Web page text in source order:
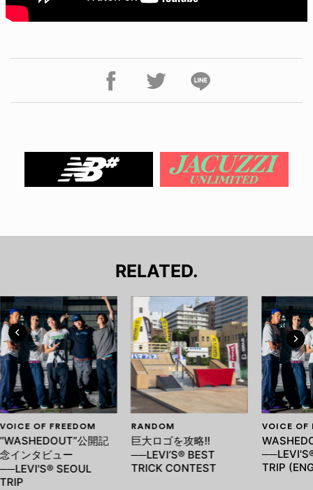
RELATED.
VOICE OF FREEDOM
“WASHEDOUT”公開記
念インタビュー
──LEVI'S® SEOUL
TRIP
RANDOM
巨大ロゴを攻略!!
──LEVI’S® BEST
TRICK CONTEST
VOICE OF
TRIP